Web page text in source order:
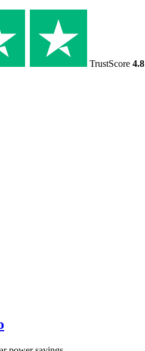
TrustScore 4.8